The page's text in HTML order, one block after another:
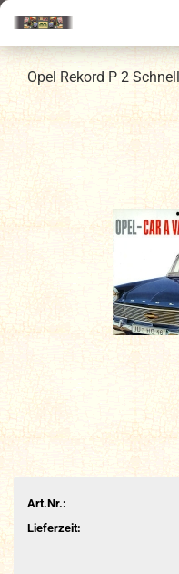
Opel Rekord P 2
Art.Nr.:
Lieferzeit: